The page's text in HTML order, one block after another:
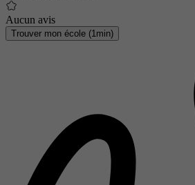
Aucun avis
Trouver mon école (1min)